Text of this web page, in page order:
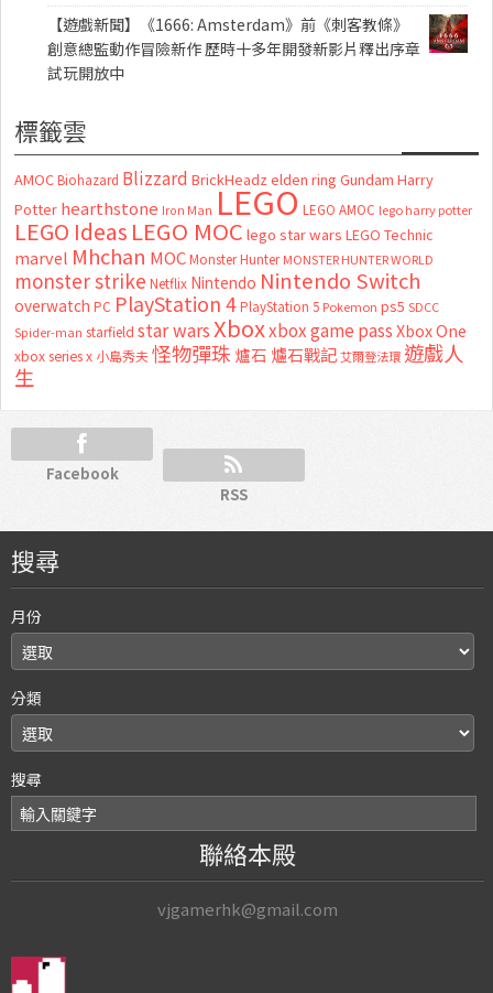
【遊戲新聞】《1666: Amsterdam》前《刺客教條》
創意總監動作冒險新作 歷時十多年開發新影片釋出序章
試玩開放中
標籤雲
AMOC Biohazard Blizzard BrickHeadz elden ring Gundam Harry
Potter hearthstone Iron Man LEGO LEGO AMOC lego harry potter
LEGO Ideas LEGO MOC lego star wars LEGO Technic
marvel Mhchan MOC Monster Hunter MONSTER HUNTER WORLD
monster strike Netflix Nintendo Nintendo Switch
overwatch PC PlayStation 4 PlayStation 5 Pokemon ps5 SDCC
Spider-man starfield star warsXboxxbox game passXbox One
xbox series x 小島秀夫怪物彈珠 爐石 爐石戰記艾爾登法環 遊戲人
生
Facebook
RSS
搜尋
月份
分類
搜尋
聯絡本殿
vjgamerhk@gmail.com